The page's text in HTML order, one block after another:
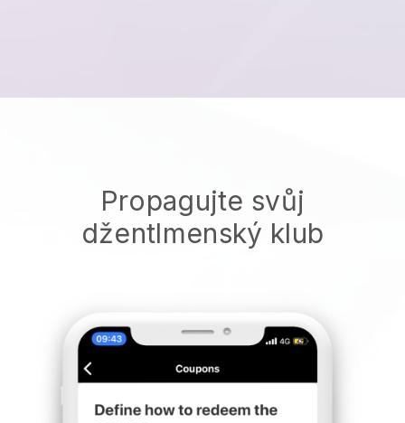
Propagujte svůj
džentlmenský klub